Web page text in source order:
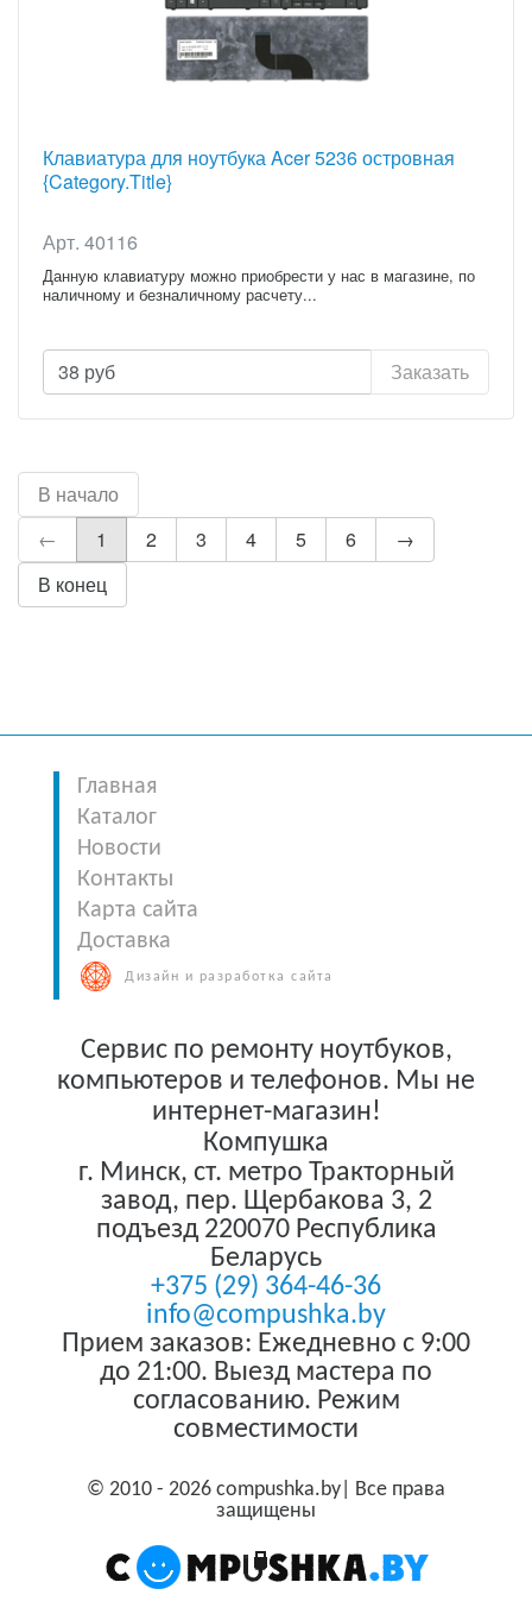
Клавиатура для ноутбука Acer 5236 островная
{Category.Title}
Арт. 40116
Данную клавиатуру можно приобрести у нас в магазине, по
наличному и безналичному расчету...
38 руб Заказать
В начало
←
1 2 3 4 5 6
→
В конец
Главная
Каталог
Новости
Контакты
Карта сайта
Доставка
Дизайн и разработка сайта
Сервис по ремонту ноутбуков,
компьютеров и телефонов. Мы не
интернет-магазин!
Компушка
г. Минск, ст. метро Тракторный
завод, пер. Щербакова 3, 2
подъезд 220070 Республика
Беларусь
+375 (29) 364-46-36
info@compushka.by
Прием заказов: Ежедневно с 9:00
до 21:00. Выезд мастера по
согласованию. Режим
совместимости
© 2010 - 2026 compushka.by| Все права
защищены